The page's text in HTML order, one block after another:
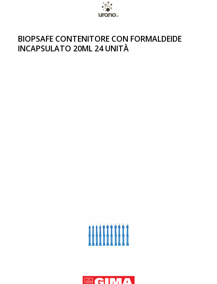
BIOPSAFE CONTENITORE CON FORMALDEIDE
INCAPSULATO 20ML 24 UNITÀ